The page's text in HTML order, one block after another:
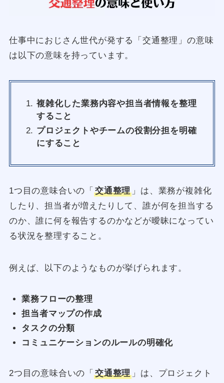
仕事中におじさん世代が発する「交通整理」の意味
は以下の意味を持っています。
複雑化した業務内容や担当者情報を整理
すること
プロジェクトやチームの役割分担を明確
にすること
1つ目の意味合いの「 交通整理 」は、業務が複雑化
したり、担当者が増えたりして、誰が何を担当する
のか、誰に何を報告するのかなどが曖昧になってい
る状況を整理すること。
例えば、以下のようなものが挙げられます。
業務フローの整理
担当者マップの作成
タスクの分類
コミュニケーションのルールの明確化
2つ目の意味合いの「 交通整理 」は、プロジェクト